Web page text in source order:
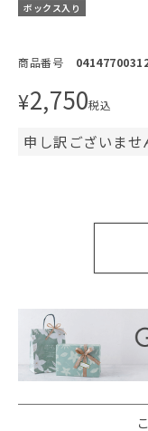
ボックス入り
商品番号
¥2,750税込
申し訳ございませ